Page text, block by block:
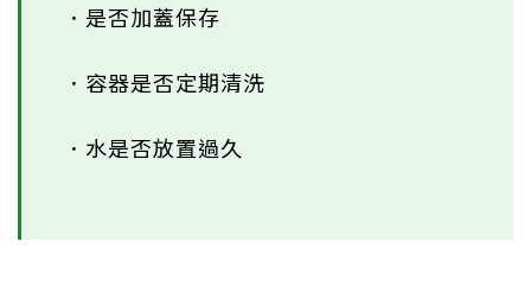
．是否加蓋保存
．容器是否定期清洗
．水是否放置過久